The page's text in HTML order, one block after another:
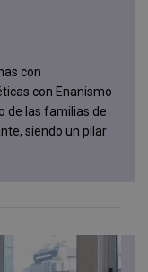
con
con Enanismo
de las familias de
siendo un pilar